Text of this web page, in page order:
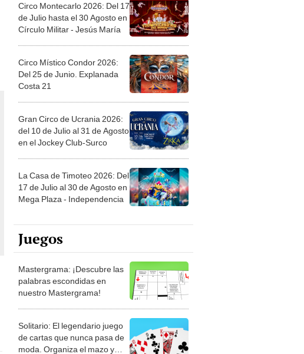
Circo Montecarlo 2026: Del 17
de Julio hasta el 30 Agosto en
Círculo Militar - Jesús María
Circo Místico Condor 2026:
Del 25 de Junio. Explanada
Costa 21
Gran Circo de Ucrania 2026:
del 10 de Julio al 31 de Agosto
en el Jockey Club-Surco
La Casa de Timoteo 2026: Del
17 de Julio al 30 de Agosto en
Mega Plaza - Independencia
Juegos
Mastergrama: ¡Descubre las
palabras escondidas en
nuestro Mastergrama!
Solitario: El legendario juego
de cartas que nunca pasa de
moda. Organiza el mazo y